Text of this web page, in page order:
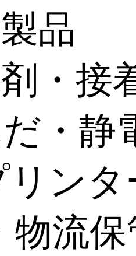
品
・接
・静
リンタ
物流